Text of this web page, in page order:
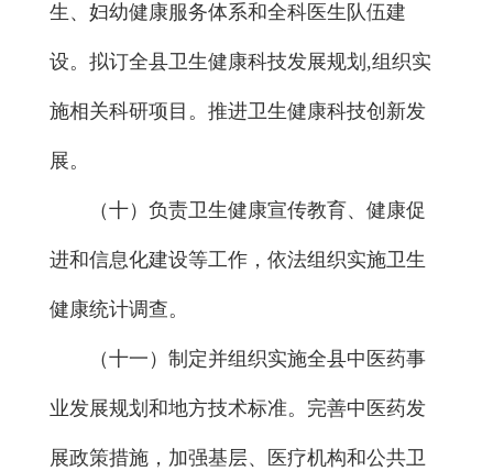
生、妇幼健康服务体系和全科医生队伍建
设。拟订全县卫生健康科技发展规划,组织实
施相关科研项目。推进卫生健康科技创新发
展。
（十）负责卫生健康宣传教育、健康促
进和信息化建设等工作，依法组织实施卫生
健康统计调查。
（十一）制定并组织实施全县中医药事
业发展规划和地方技术标准。完善中医药发
展政策措施，加强基层、医疗机构和公共卫